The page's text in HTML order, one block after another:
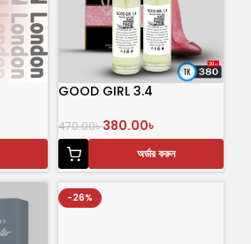
GOOD GIRL 3.4
470.00৳380.00৳
অর্ডার করুন
-26%